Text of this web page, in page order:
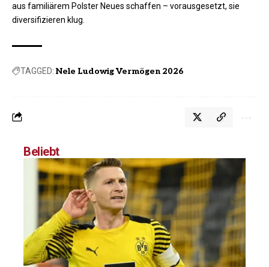
aus familiärem Polster Neues schaffen – vorausgesetzt, sie
diversifizieren klug.
TAGGED: Nele Ludowig Vermögen 2026
Beliebt